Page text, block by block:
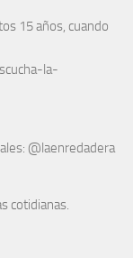
15 años, cuando
la-
@laenredadera
cotidianas.